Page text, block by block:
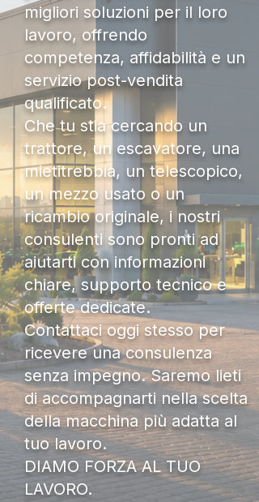
migliori soluzioni per il loro
lavoro, offrendo
competenza, affidabilità e un
servizio post-vendita
qualificato.
Che tu stia cercando un
trattore, un escavatore, una
mietitrebbia, un telescopico,
un mezzo usato o un
ricambio originale, i nostri
consulenti sono pronti ad
aiutarti con informazioni
chiare, supporto tecnico e
offerte dedicate.
Contattaci oggi stesso per
ricevere una consulenza
senza impegno. Saremo lieti
di accompagnarti nella scelta
della macchina più adatta al
tuo lavoro.
DIAMO FORZA AL TUO
LAVORO.